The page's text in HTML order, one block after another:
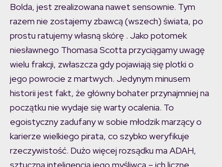
Bolda, jest zrealizowana nawet sensownie. Tym
razem nie zostajemy zbawcą (wszech) świata, po
prostu ratujemy własną skórę . Jako potomek
niesławnego Thomasa Scotta przyciągamy uwagę
wielu frakcji, zwłaszcza gdy pojawiają się plotki o
jego powrocie z martwych. Jedynym minusem
historii jest fakt, że główny bohater przynajmniej na
początku nie wydaje się warty ocalenia. To
egoistyczny zadufany w sobie młodzik marzący o
karierze wielkiego pirata, co szybko weryfikuje
rzeczywistość. Dużo więcej rozsądku ma ADAH,